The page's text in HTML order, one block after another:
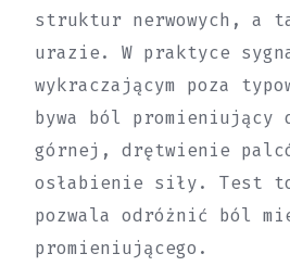
struktur nerwowych, a
urazie. W praktyce
wykraczającym poza
bywa ból promieniujący
górnej, drętwienie
osłabienie siły. Test
pozwala odróżnić ból
promieniującego.